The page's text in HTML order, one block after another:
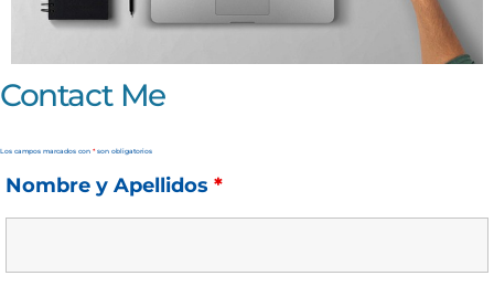
Contact Me
Los campos marcados con * son obligatorios
Nombre y Apellidos *